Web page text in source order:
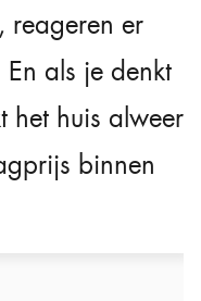
reageren er
als je denkt
het huis alweer
binnen